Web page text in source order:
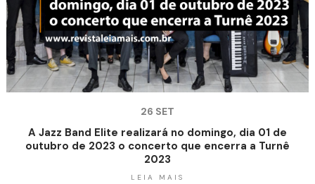
26 SET
A Jazz Band Elite realizará no domingo, dia 01 de
outubro de 2023 o concerto que encerra a Turnê
2023
LEIA MAIS